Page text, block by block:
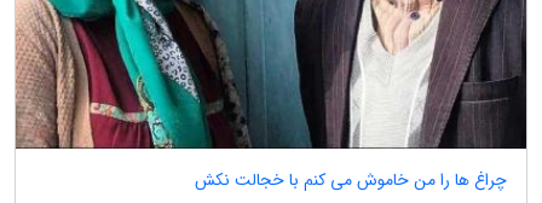
چراغ ها را من خاموش می کنم با خجالت نکش